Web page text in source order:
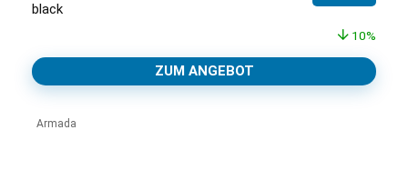
black
10%
ZUM ANGEBOT
Armada